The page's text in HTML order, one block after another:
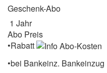
Geschenk-Abo
1 Jahr
Abo Preis
•Rabatt
•bei Bankeinz. Bankeinzug